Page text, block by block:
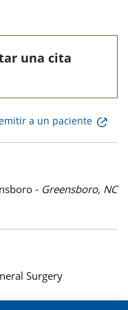
una cita
a un paciente
- Greensboro, NC
Surgery